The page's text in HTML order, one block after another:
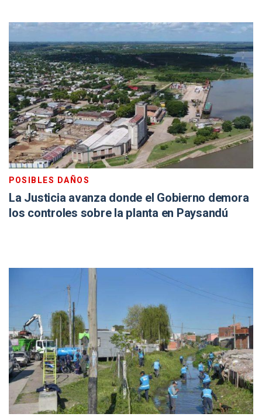
POSIBLES DAÑOS
La Justicia avanza donde el Gobierno demora
los controles sobre la planta en Paysandú